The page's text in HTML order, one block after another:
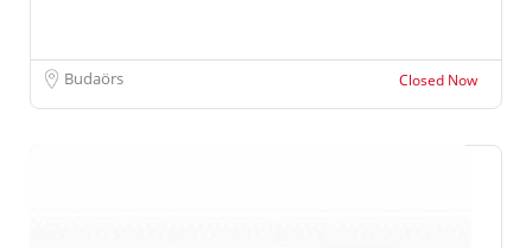
Budaörs Closed Now